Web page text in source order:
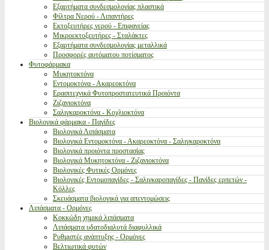
Εξαρτήματα συνδεσμολογίας πλαστικά
Φίλτρα Νερού - Λιπαντήρες
Εκτοξευτήρες νερού - Επιφανείας
Μικροεκτοξευτήρες - Σταλάκτες
Εξαρτήματα συνδεσμολογίας μεταλλικά
Προσφορές αυτόματου ποτίσματος
Φυτοφάρμακα
Μυκητοκτόνα
Εντομοκτόνα - Ακαρεοκτόνα
Ερασιτεχνικά Φυτοπροστατευτικά Προιόντα
Ζιζανιοκτόνα
Σαλιγκαροκτόνα - Κοχλιοκτόνα
Βιολογικά φάρμακα - Παγίδες
Βιολογικά Λιπάσματα
Βιολογικά Εντομοκτόνα - Ακαρεοκτόνα - Σαλιγκαροκτόνα
Βιολογικά προιόντα προστασίας
Βιολογικά Μυκητοκτόνα - Ζιζανιοκτόνα
Βιολογικές Φυτικές Ορμόνες
Βιολογικές Εντομοπαγίδες - Σαλιγκαροπαγίδες - Παγίδες ερπετών -
Κόλλες
Σκευάσματα βιολογικά για απεντομώσεις
Λιπάσματα - Ορμόνες
Κοκκώδη χημικά λιπάσματα
Λιπάσματα υδατοδιαλυτά διαφυλλικά
Ρυθμιστές ανάπτυξης - Ορμόνες
Βελτιωτικά φυτών